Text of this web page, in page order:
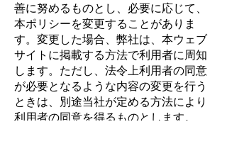
善に努めるものとし、必要に応じて、
本ポリシーを変更することがありま
す。変更した場合、弊社は、本ウェブ
サイトに掲載する方法で利用者に周知
します。ただし、法令上利用者の同意
が必要となるような内容の変更を行う
ときは、別途当社が定める方法により
利用者の同意を得るものとします。